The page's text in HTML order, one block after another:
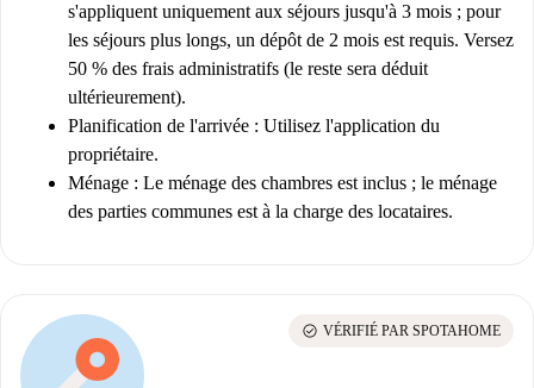
s'appliquent uniquement aux séjours jusqu'à 3 mois ; pour
les séjours plus longs, un dépôt de 2 mois est requis. Versez
50 % des frais administratifs (le reste sera déduit
ultérieurement).
Planification de l'arrivée : Utilisez l'application du
propriétaire.
Ménage : Le ménage des chambres est inclus ; le ménage
des parties communes est à la charge des locataires.
check_circle VÉRIFIÉ PAR SPOTAHOME